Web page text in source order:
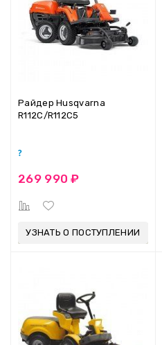
Райдер Husqvarna
R112C/R112C5
269 990 ₽
УЗНАТЬ О ПОСТУПЛЕНИИ